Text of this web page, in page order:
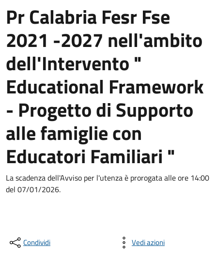
Pr Calabria Fesr Fse
2021 -2027 nell'ambito
dell'Intervento "
Educational Framework
- Progetto di Supporto
alle famiglie con
Educatori Familiari "
La scadenza dell'Avviso per l'utenza è prorogata alle ore 14:00
del 07/01/2026.
Condividi Vedi azioni